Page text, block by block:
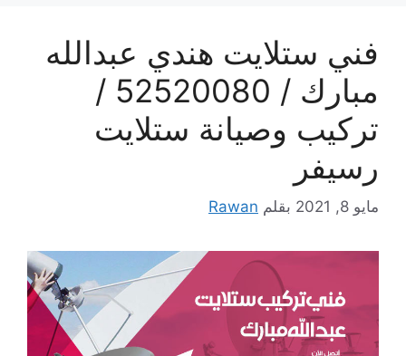
فني ستلايت هندي عبدالله
مبارك / 52520080 /
تركيب وصيانة ستلايت
رسيفر
مايو 8, 2021 بقلم Rawan